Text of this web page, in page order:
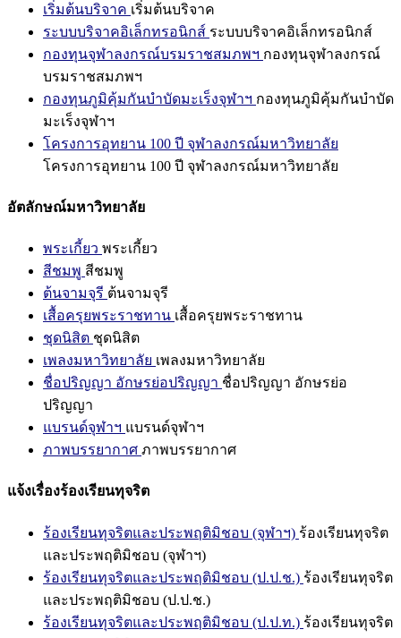
เริ่มต้นบริจาค เริ่มต้นบริจาค
ระบบบริจาคอิเล็กทรอนิกส์ ระบบบริจาคอิเล็กทรอนิกส์
กองทุนจุฬาลงกรณ์บรมราชสมภพฯ กองทุนจุฬาลงกรณ์
บรมราชสมภพฯ
กองทุนภูมิคุ้มกันบำบัดมะเร็งจุฬาฯ กองทุนภูมิคุ้มกันบำบัด
มะเร็งจุฬาฯ
โครงการอุทยาน 100 ปี จุฬาลงกรณ์มหาวิทยาลัย
โครงการอุทยาน 100 ปี จุฬาลงกรณ์มหาวิทยาลัย
อัตลักษณ์มหาวิทยาลัย
พระเกี้ยว พระเกี้ยว
สีชมพู สีชมพู
ต้นจามจุรี ต้นจามจุรี
เสื้อครุยพระราชทาน เสื้อครุยพระราชทาน
ชุดนิสิต ชุดนิสิต
เพลงมหาวิทยาลัย เพลงมหาวิทยาลัย
ชื่อปริญญา อักษรย่อปริญญา ชื่อปริญญา อักษรย่อ
ปริญญา
แบรนด์จุฬาฯ แบรนด์จุฬาฯ
ภาพบรรยากาศ ภาพบรรยากาศ
แจ้งเรื่องร้องเรียนทุจริต
ร้องเรียนทุจริตและประพฤติมิชอบ (จุฬาฯ) ร้องเรียนทุจริต
และประพฤติมิชอบ (จุฬาฯ)
ร้องเรียนทุจริตและประพฤติมิชอบ (ป.ป.ช.) ร้องเรียนทุจริต
และประพฤติมิชอบ (ป.ป.ช.)
ร้องเรียนทุจริตและประพฤติมิชอบ (ป.ป.ท.) ร้องเรียนทุจริต